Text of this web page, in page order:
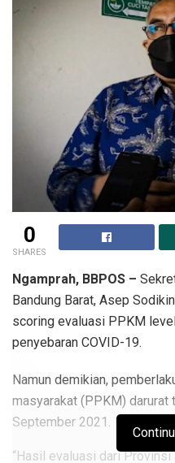
0
SHARES
Ngamprah, BBPOS –
Bandung Barat, Asep
scoring evaluasi PPKM
penyebaran COVID-19.
Namun demikian,
masyarakat (PPKM) darurat
September 2021.
“Hasil evaluasi dari Provinsi